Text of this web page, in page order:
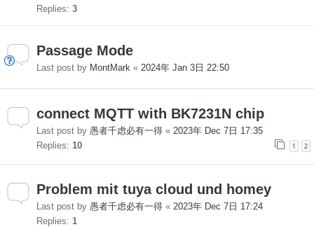
Replies: 3
Passage Mode
Last post by MontMark « 2024年 Jan 3日 22:50
connect MQTT with BK7231N chip
Last post by 愚者千虑必有一得 « 2023年 Dec 7日 17:35
Replies: 10 1 2
Problem mit tuya cloud und homey
Last post by 愚者千虑必有一得 « 2023年 Dec 7日 17:24
Replies: 1